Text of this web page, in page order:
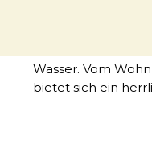
Wasser. Vom
bietet sich ein